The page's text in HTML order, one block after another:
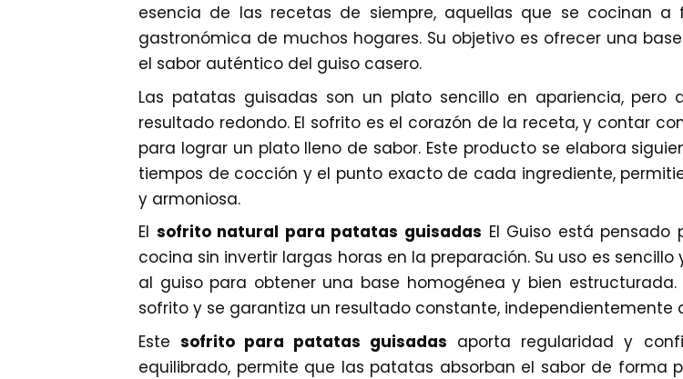
esencia de las recetas de siempre, aquellas que se cocinan
gastronómica de muchos hogares. Su objetivo es ofrecer una
el sabor auténtico del guiso casero.
Las patatas guisadas son un plato sencillo en apariencia,
resultado redondo. El sofrito es el corazón de la receta, y contar
para lograr un plato lleno de sabor. Este producto se elabora
tiempos de cocción y el punto exacto de cada ingrediente,
y armoniosa.
El sofrito natural para patatas guisadas El Guiso está
cocina sin invertir largas horas en la preparación. Su uso es
al guiso para obtener una base homogénea y bien
sofrito y se garantiza un resultado constante, independientemente
Estesofrito para patatas guisadas aporta regularidad y
equilibrado, permite que las patatas absorban el sabor de forma